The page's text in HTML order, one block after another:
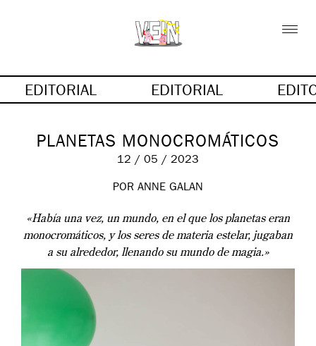
EDITORIAL EDITORIAL
PLANETAS MONOCROMÁTICOS
12 / 05 / 2023
POR ANNE GALAN
«Había una vez, un mundo, en el que los planetas eran
monocromáticos, y los seres de materia estelar, jugaban
a su alrededor, llenando su mundo de magia.»